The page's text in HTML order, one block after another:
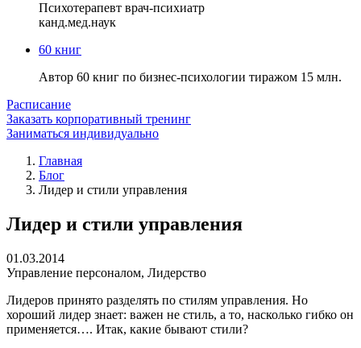
Психотерапевт врач-психиатр
канд.мед.наук
60 книг
Автор 60 книг по бизнес-психологии тиражом 15 млн.
Расписание
Заказать корпоративный тренинг
Заниматься индивидуально
Главная
Блог
Лидер и стили управления
Лидер и стили управления
01.03.2014
Управление персоналом, Лидерство
Лидеров принято разделять по стилям управления. Но
хороший лидер знает: важен не стиль, а то, насколько гибко он
применяется…. Итак, какие бывают стили?